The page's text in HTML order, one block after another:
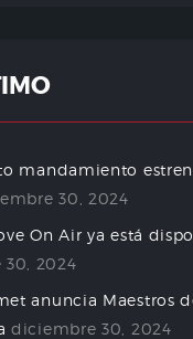
mandamiento
30, 2024
On Air ya está
2024
anuncia Maestros
diciembre 30, 2024